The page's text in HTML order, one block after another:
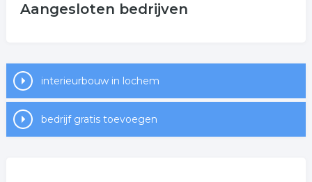
Aangesloten bedrijven
interieurbouw in lochem
bedrijf gratis toevoegen